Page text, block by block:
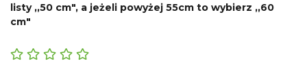
listy ,,50 cm", a jeżeli powyżej 55cm to wybierz ,,60
cm"